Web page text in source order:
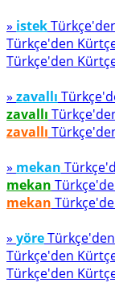
» istek
Türkçe'den
Türkçe'den
» zavallı
zavallı
zavallı
» mekan
mekan
mekan
» yöre
Türkçe'den
Türkçe'den